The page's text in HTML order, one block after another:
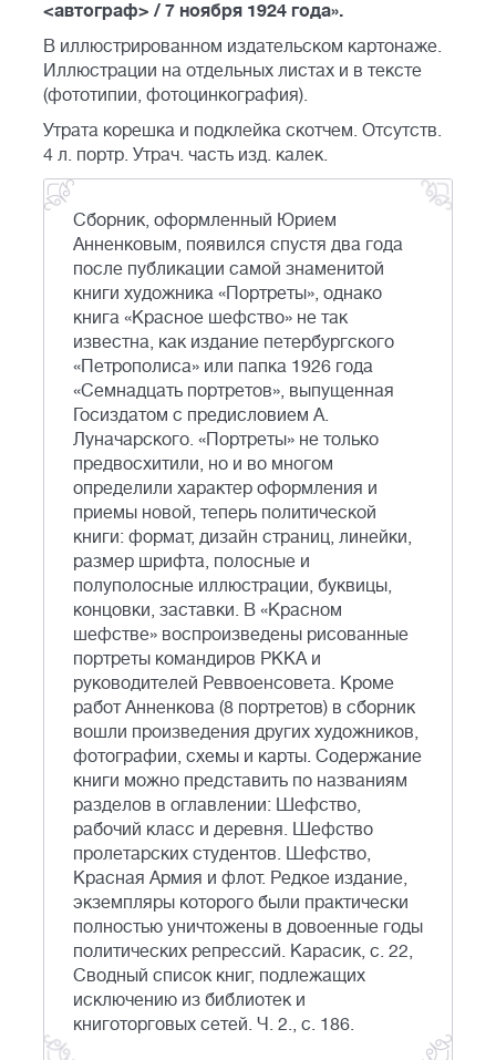
<автограф> / 7 ноября 1924 года».
В иллюстрированном издательском картонаже.
Иллюстрации на отдельных листах и в тексте
(фототипии, фотоцинкография).
Утрата корешка и подклейка скотчем. Отсутств.
4 л. портр. Утрач. часть изд. калек.
Сборник, оформленный Юрием
Анненковым, появился спустя два года
после публикации самой знаменитой
книги художника «Портреты», однако
книга «Красное шефство» не так
известна, как издание петербургского
«Петрополиса» или папка 1926 года
«Семнадцать портретов», выпущенная
Госиздатом с предисловием А.
Луначарского. «Портреты» не только
предвосхитили, но и во многом
определили характер оформления и
приемы новой, теперь политической
книги: формат, дизайн страниц, линейки,
размер шрифта, полосные и
полуполосные иллюстрации, буквицы,
концовки, заставки. В «Красном
шефстве» воспроизведены рисованные
портреты командиров РККА и
руководителей Реввоенсовета. Кроме
работ Анненкова (8 портретов) в сборник
вошли произведения других художников,
фотографии, схемы и карты. Содержание
книги можно представить по названиям
разделов в оглавлении: Шефство,
рабочий класс и деревня. Шефство
пролетарских студентов. Шефство,
Красная Армия и флот. Редкое издание,
экземпляры которого были практически
полностью уничтожены в довоенные годы
политических репрессий. Карасик, с. 22,
Сводный список книг, подлежащих
исключению из библиотек и
книготорговых сетей. Ч. 2., с. 186.